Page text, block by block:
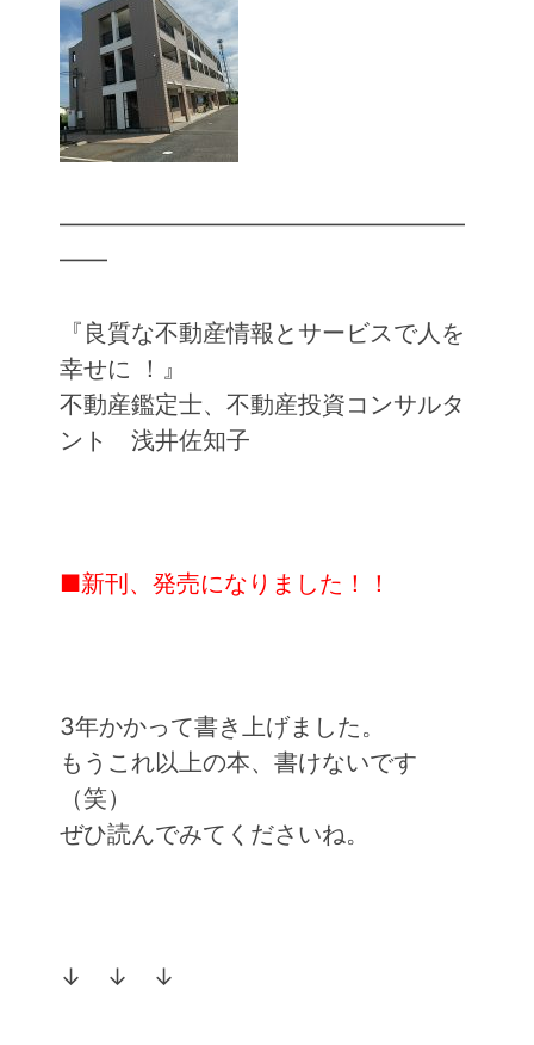
━━━━━━━━━━━━━━━━━
━━
『良質な不動産情報とサービスで人を
幸せに ！』
不動産鑑定士、不動産投資コンサルタ
ント 浅井佐知子
■新刊、発売になりました！！
3年かかって書き上げました。
もうこれ以上の本、書けないです
（笑）
ぜひ読んでみてくださいね。
↓ ↓ ↓